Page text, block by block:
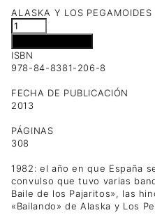
ALASKA Y LOS
ISBN
978-84-8381-206-8
FECHA DE PUBLICACIÓN
2013
PÁGINAS
308
1982: el año en que España
convulso que tuvo varias
Baile de los Pajaritos», las
«Bailando» de Alaska y Los